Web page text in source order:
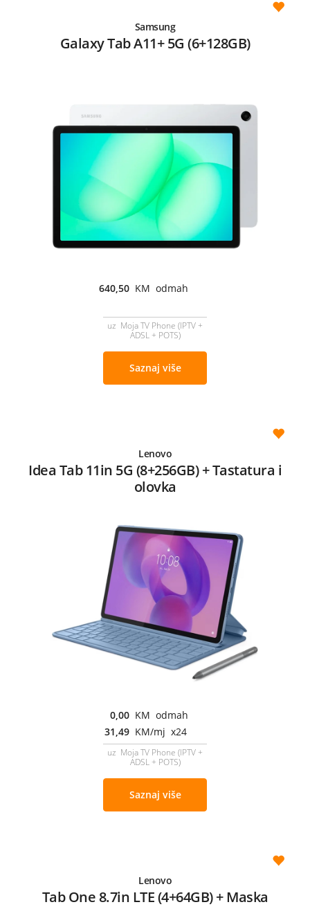
Samsung
Galaxy Tab A11+ 5G (6+128GB)
640,50 KM odmah
uz Moja TV Phone (IPTV +
ADSL + POTS)
Saznaj više
Lenovo
Idea Tab 11in 5G (8+256GB) + Tastatura i
olovka
0,00 KM odmah
31,49 KM/mj x24
uz Moja TV Phone (IPTV +
ADSL + POTS)
Saznaj više
Lenovo
Tab One 8.7in LTE (4+64GB) + Maska